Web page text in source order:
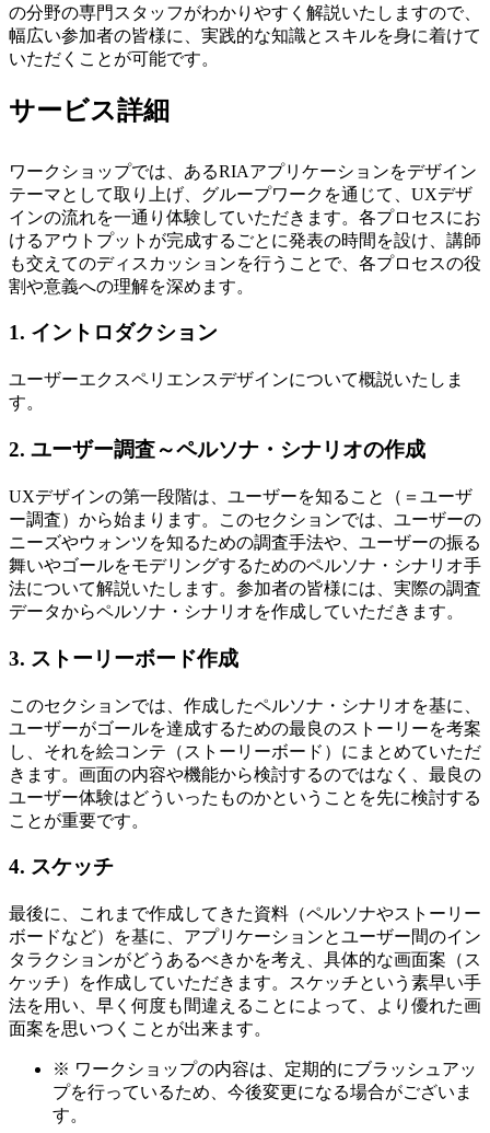
の分野の専門スタッフがわかりやすく解説いたしますので、
幅広い参加者の皆様に、実践的な知識とスキルを身に着けて
いただくことが可能です。
サービス詳細
ワークショップでは、あるRIAアプリケーションをデザイン
テーマとして取り上げ、グループワークを通じて、UXデザ
インの流れを一通り体験していただきます。各プロセスにお
けるアウトプットが完成するごとに発表の時間を設け、講師
も交えてのディスカッションを行うことで、各プロセスの役
割や意義への理解を深めます。
1. イントロダクション
ユーザーエクスペリエンスデザインについて概説いたしま
す。
2. ユーザー調査～ペルソナ・シナリオの作成
UXデザインの第一段階は、ユーザーを知ること（＝ユーザ
ー調査）から始まります。このセクションでは、ユーザーの
ニーズやウォンツを知るための調査手法や、ユーザーの振る
舞いやゴールをモデリングするためのペルソナ・シナリオ手
法について解説いたします。参加者の皆様には、実際の調査
データからペルソナ・シナリオを作成していただきます。
3. ストーリーボード作成
このセクションでは、作成したペルソナ・シナリオを基に、
ユーザーがゴールを達成するための最良のストーリーを考案
し、それを絵コンテ（ストーリーボード）にまとめていただ
きます。画面の内容や機能から検討するのではなく、最良の
ユーザー体験はどういったものかということを先に検討する
ことが重要です。
4. スケッチ
最後に、これまで作成してきた資料（ペルソナやストーリー
ボードなど）を基に、アプリケーションとユーザー間のイン
タラクションがどうあるべきかを考え、具体的な画面案（ス
ケッチ）を作成していただきます。スケッチという素早い手
法を用い、早く何度も間違えることによって、より優れた画
面案を思いつくことが出来ます。
※ ワークショップの内容は、定期的にブラッシュアッ
プを行っているため、今後変更になる場合がございま
す。